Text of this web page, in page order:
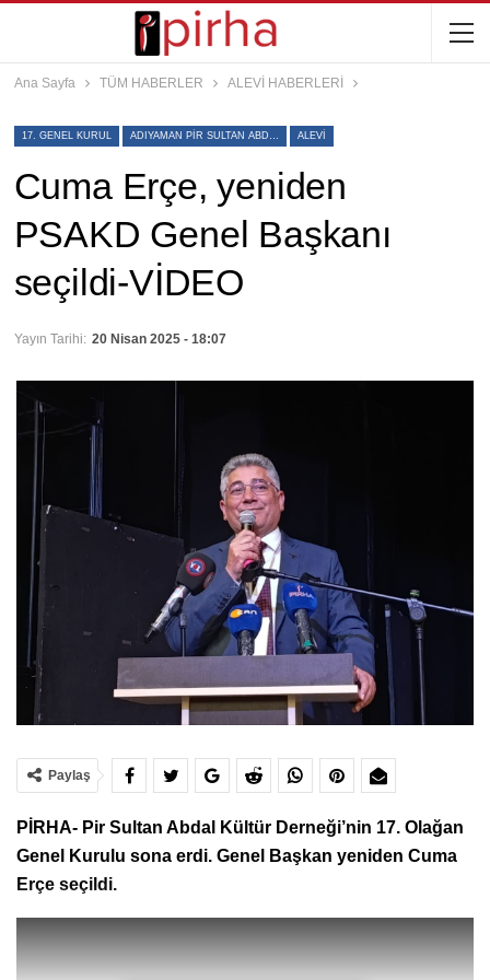
Ana Sayfa TÜM HABERLER ALEVİ HABERLERİ
17. GENEL KURUL ADIYAMAN PIR SULTAN ABDAL KÜLTÜR DERNEĞI DIYARBAKIR ŞUBE ALEVI
Cuma Erçe, yeniden
PSAKD Genel Başkanı
seçildi-VİDEO
Yayın Tarihi: 20 Nisan 2025 - 18:07
Paylaş
PİRHA- Pir Sultan Abdal Kültür Derneği’nin 17. Olağan
Genel Kurulu sona erdi. Genel Başkan yeniden Cuma
Erçe seçildi.